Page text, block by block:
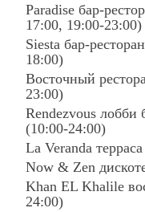
Paradise бар-
17:00, 19:00-23:00)
Siesta бар-
18:00)
Восточный
23:00)
Rendezvous лобби
(10:00-24:00)
La Veranda
Now & Zеn
Khan EL Khalile
24:00)